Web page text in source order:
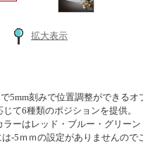
拡大表示
5mm刻みで位置調整ができるオ
て6種類のポジションを提供。
ラーはレッド・ブルー・グリー
-5ｍｍの設定がありませんので